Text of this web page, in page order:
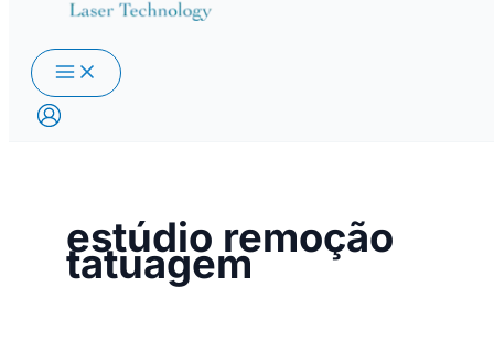
estúdio remoção
tatuagem